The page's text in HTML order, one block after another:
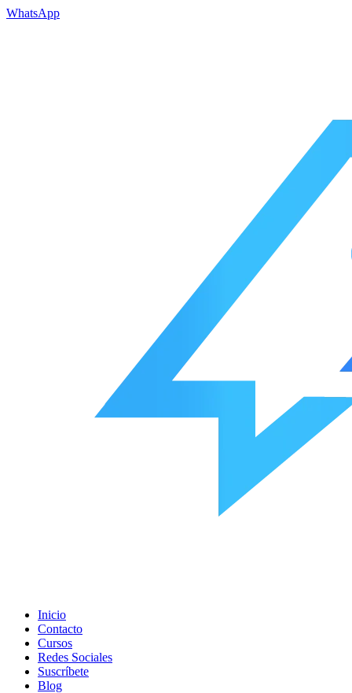
WhatsApp
Inicio
Contacto
Cursos
Redes Sociales
Suscríbete
Blog